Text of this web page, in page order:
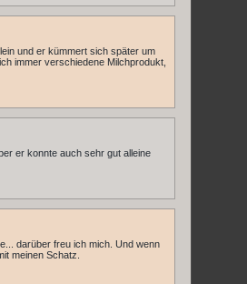
und er kümmert sich später um
immer verschiedene Milchprodukt,
er konnte auch sehr gut alleine
darüber freu ich mich. Und wenn
meinen Schatz.